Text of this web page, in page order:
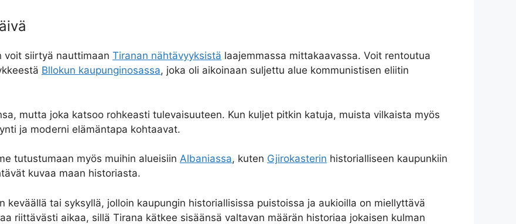
voit siirtyä nauttimaan Tiranan nähtävyyksistä laajemmassa mittakaavassa. Voit rentoutua
Bllokun kaupunginosassa, joka oli aikoinaan suljettu alue kommunistisen eliitin
mutta joka katsoo rohkeasti tulevaisuuteen. Kun kuljet pitkin katuja, muista vilkaista myös
ja moderni elämäntapa kohtaavat.
tutustumaan myös muihin alueisiin Albaniassa, kuten Gjirokasterin historialliseen kaupunkiin
kuvaa maan historiasta.
keväällä tai syksyllä, jolloin kaupungin historiallisissa puistoissa ja aukioilla on miellyttävä
riittävästi aikaa, sillä Tirana kätkee sisäänsä valtavan määrän historiaa jokaisen kulman